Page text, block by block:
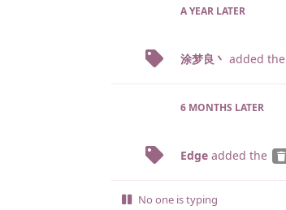
A YEAR LATER
涂梦良丶 added the
6 MONTHS LATER
Edge added the
No one is typing